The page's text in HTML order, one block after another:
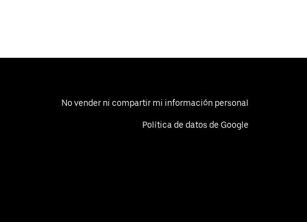
No vender ni compartir mi información personal
Política de datos de Google